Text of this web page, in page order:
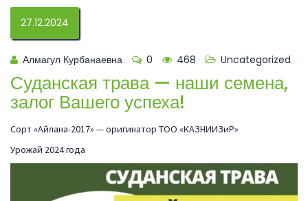
27.12.2024
Алмагул Курбанаевна 0 468 Uncategorized
Суданская трава — наши семена,
залог Вашего успеха!
Сорт «Айлана-2017» — оригинатор ТОО «КАЗНИИЗиР»
Урожай 2024 года